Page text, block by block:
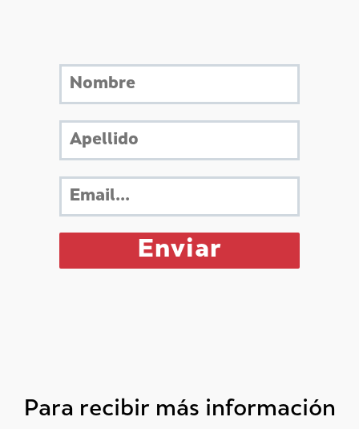
Para recibir más información